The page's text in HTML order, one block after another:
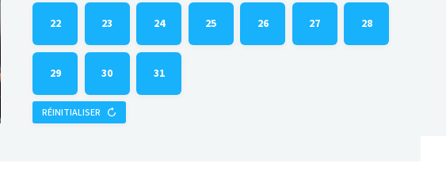
22 23 24 25 26 27 28
29 30 31
RÉINITIALISER